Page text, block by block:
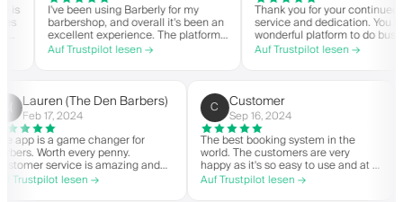
I've been using Barberly for my
barbershop, and overall it's been an
excellent experience. The platform
is easy to use, reliable, and has
streamlined my booking process.
helpful.
Auf Trustpilot lesen →
Thank you for your continued
service and dedication. You have
wonderful platform to do business
with good spirit. Thank you from
CTG Barbershop.
Auf Trustpilot lesen →
L( Lauren (The Den Barbers)
Feb 17, 2024
The app is a game changer for
barbers. Worth every penny.
Customer service is amazing and
helps with everything or whatever
they need. Definitely recommend.
Auf Trustpilot lesen →
C Customer
Sep 16, 2024
The best booking system in the
world. The customers are very
happy as it's so easy to use and at a
great price. Plus, you get your own
personalised app, which is good for
Auf Trustpilot lesen →